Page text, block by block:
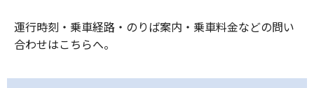
運行時刻・乗車経路・のりば案内・乗車料金などの問い
合わせはこちらへ。